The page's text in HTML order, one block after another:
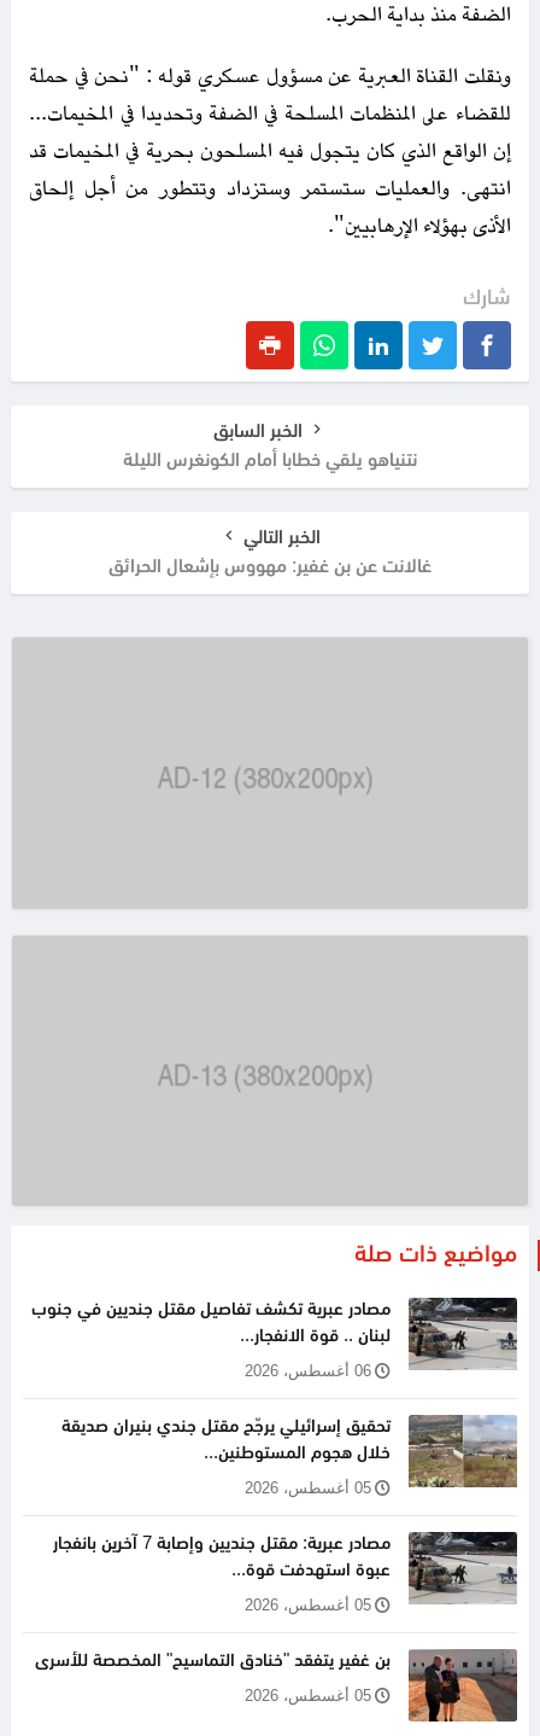
الضفة منذ بداية الحرب.
ونقلت القناة العبرية عن مسؤول عسكري قوله : "نحن في حملة
للقضاء على المنظمات المسلحة في الضفة وتحديدا في المخيمات...
إن الواقع الذي كان يتجول فيه المسلحون بحرية في المخيمات قد
انتهى. والعمليات ستستمر وستزداد وتتطور من أجل إلحاق
الأذى بهؤلاء الإرهابيين".
شارك
الخبر السابق
نتنياهو يلقي خطابا أمام الكونغرس الليلة
الخبر التالي
غالانت عن بن غفير: مهووس بإشعال الحرائق
مواضيع ذات صلة
مصادر عبرية تكشف تفاصيل مقتل جنديين في جنوب
لبنان .. قوة الانفجار...
06 أغسطس، 2026
تحقيق إسرائيلي يرجّح مقتل جندي بنيران صديقة
خلال هجوم المستوطنين...
05 أغسطس، 2026
مصادر عبرية: مقتل جنديين وإصابة 7 آخرين بانفجار
عبوة استهدفت قوة...
05 أغسطس، 2026
بن غفير يتفقد "خنادق التماسيح" المخصصة للأسرى
05 أغسطس، 2026